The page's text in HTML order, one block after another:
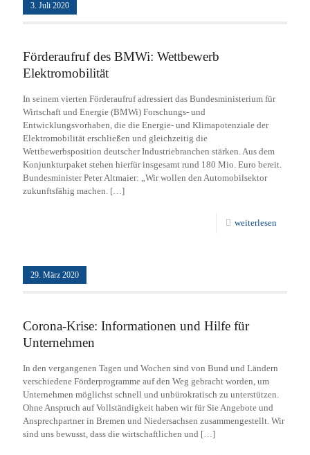
3. Juli 2020
Förderaufruf des BMWi: Wettbewerb
Elektromobilität
In seinem vierten Förderaufruf adressiert das Bundesministerium für
Wirtschaft und Energie (BMWi) Forschungs- und
Entwicklungsvorhaben, die die Energie- und Klimapotenziale der
Elektromobilität erschließen und gleichzeitig die
Wettbewerbsposition deutscher Industriebranchen stärken. Aus dem
Konjunkturpaket stehen hierfür insgesamt rund 180 Mio. Euro bereit.
Bundesminister Peter Altmaier: „Wir wollen den Automobilsektor
zukunftsfähig machen. […]
weiterlesen
29. März 2020
Corona-Krise: Informationen und Hilfe für
Unternehmen
In den vergangenen Tagen und Wochen sind von Bund und Ländern
verschiedene Förderprogramme auf den Weg gebracht worden, um
Unternehmen möglichst schnell und unbürokratisch zu unterstützen.
Ohne Anspruch auf Vollständigkeit haben wir für Sie Angebote und
Ansprechpartner in Bremen und Niedersachsen zusammengestellt. Wir
sind uns bewusst, dass die wirtschaftlichen und […]